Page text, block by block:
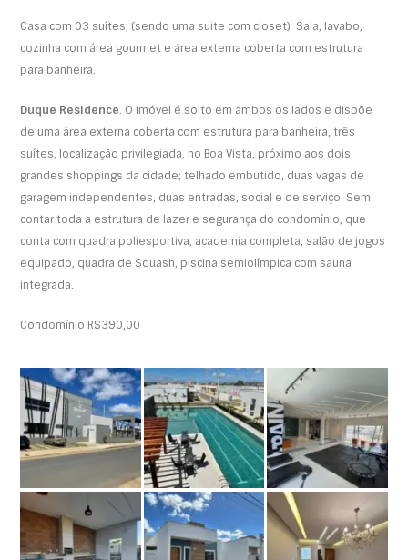
Casa com 03 suítes, (sendo uma suite com closet) Sala, lavabo,
cozinha com área gourmet e área externa coberta com estrutura
para banheira.
Duque Residence. O imóvel é solto em ambos os lados e dispõe
de uma área externa coberta com estrutura para banheira, três
suítes, localização privilegiada, no Boa Vista, próximo aos dois
grandes shoppings da cidade; telhado embutido, duas vagas de
garagem independentes, duas entradas, social e de serviço. Sem
contar toda a estrutura de lazer e segurança do condomínio, que
conta com quadra poliesportiva, academia completa, salão de jogos
equipado, quadra de Squash, piscina semiolímpica com sauna
integrada.
Condomínio R$390,00